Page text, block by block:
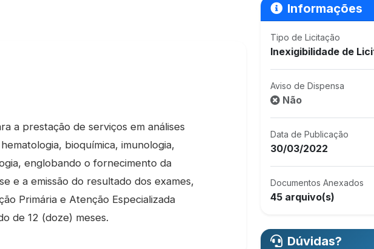
a prestação de serviços em análises
bioquímica, imunologia,
englobando o fornecimento da
e a emissão do resultado dos exames,
Primária e Atenção Especializada
de 12 (doze) meses.
Informações
Tipo de Licitação
Inexigibilidade de
Aviso de Dispensa
Não
Data de Publicação
30/03/2022
Documentos Anexados
45 arquivo(s)
Dúvidas?